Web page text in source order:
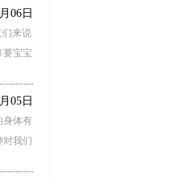
06日
们来说
宝宝
05日
身体有
我们